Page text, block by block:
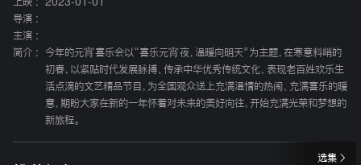
导演 :
主演 :
简介 :
今年的元宵喜乐会以“喜乐元宵夜，温暖向明天”为主题，在寒意料峭的
初春，以紧贴时代发展脉搏、传承中华优秀传统文化、表现老百姓欢乐生
活点滴的文艺精品节目，为全国观众送上充满温情的热闹、充满喜乐的暖
意，期盼大家在新的一年怀着对未来的美好向往，开始充满光荣和梦想的
新旅程。
选集